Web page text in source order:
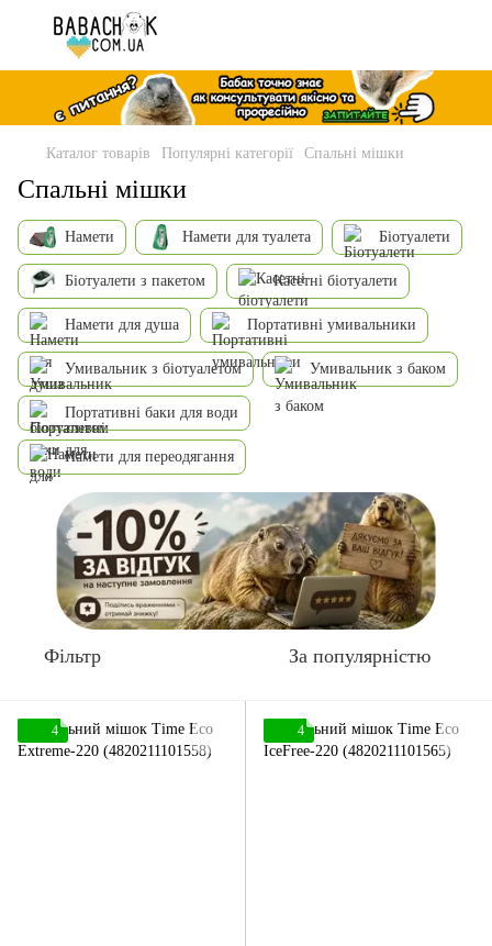
Каталог товарів Популярні категорії Спальні мішки
Спальні мішки
Намети Намети для туалета Біотуалети
Біотуалети з пакетом Касетні біотуалети
Намети для душа Портативні умивальники
Умивальник з біотуалетом Умивальник з баком
Портативні баки для води
Намети для переодягання
Фільтр За популярністю
4 4